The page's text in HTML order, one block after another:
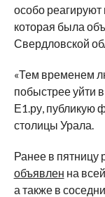
особо реагируют
которая была
Свердловской
«Тем временем
побыстрее уйти
Е1.ру, публикую
столицы Урала.
Ранее в пятницу
объявлен на
а также в